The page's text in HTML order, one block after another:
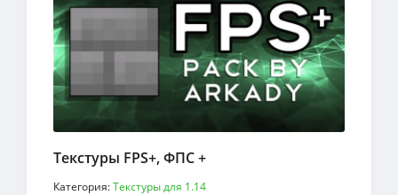
Текстуры FPS+, ФПС +
Категория:Текстуры для 1.14